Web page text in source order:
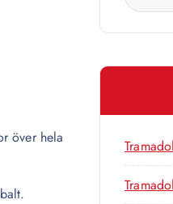
över hela
e
c
c
h
e
r
Tramadol